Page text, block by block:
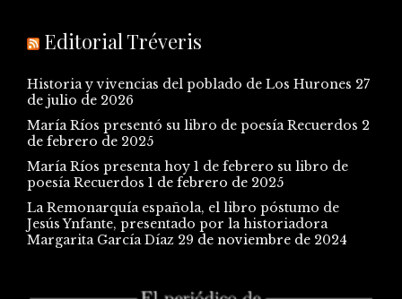
Editorial Tréveris
Historia y vivencias del poblado de Los Hurones 27
de julio de 2026
María Ríos presentó su libro de poesía Recuerdos 2
de febrero de 2025
María Ríos presenta hoy 1 de febrero su libro de
poesía Recuerdos 1 de febrero de 2025
La Remonarquía española, el libro póstumo de
Jesús Ynfante, presentado por la historiadora
Margarita García Díaz 29 de noviembre de 2024